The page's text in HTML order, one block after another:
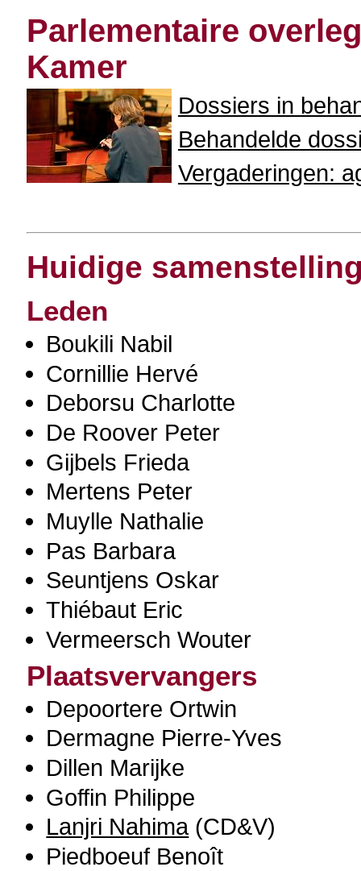
Parlementaire
Kamer
Dossiers in
Behandelde
Vergaderingen:
Huidige
Leden
Boukili Nabil
Cornillie Hervé
Deborsu Charlotte
De Roover Peter
Gijbels Frieda
Mertens Peter
Muylle Nathalie
Pas Barbara
Seuntjens Oskar
Thiébaut Eric
Vermeersch Wouter
Plaatsvervangers
Depoortere Ortwin
Dermagne Pierre-Yves
Dillen Marijke
Goffin Philippe
Lanjri Nahima(CD&V)
Piedboeuf Benoît